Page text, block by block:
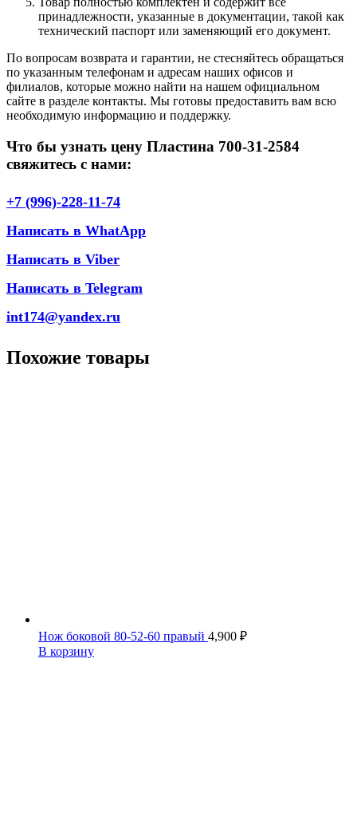
принадлежности, указанные в документации, такой как
технический паспорт или заменяющий его документ.
По вопросам возврата и гарантии, не стесняйтесь обращаться
по указанным телефонам и адресам наших офисов и
филиалов, которые можно найти на нашем официальном
сайте в разделе контакты. Мы готовы предоставить вам всю
необходимую информацию и поддержку.
Что бы узнать цену Пластина 700-31-2584
свяжитесь с нами:
+7 (996)-228-11-74
Написать в WhatApp
Написать в Viber
Написать в Telegram
int174@yandex.ru
Похожие товары
Нож боковой 80-52-60 правый 4,900 ₽
В корзину